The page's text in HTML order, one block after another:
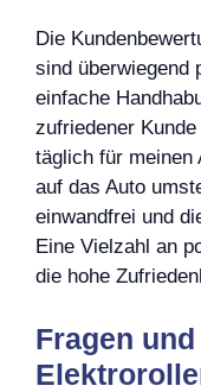
Die
sind überwiegend
einfache
zufriedener
täglich für meinen
auf das Auto
einwandfrei und
Eine Vielzahl an
die hohe
Fragen